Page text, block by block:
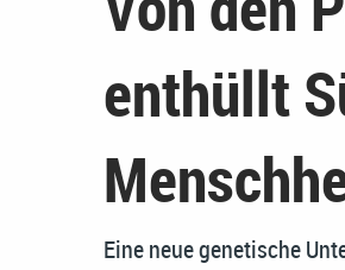
enthüllt
Eine neue genetische